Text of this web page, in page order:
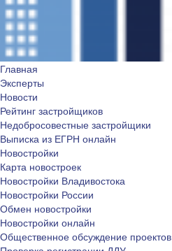
Главная
Эксперты
Новости
Рейтинг застройщиков
Недобросовестные застройщики
Выписка из ЕГРН онлайн
Новостройки
Карта новостроек
Новостройки Владивостока
Новостройки России
Обмен новостройки
Новостройки онлайн
Общественное обсуждение проектов